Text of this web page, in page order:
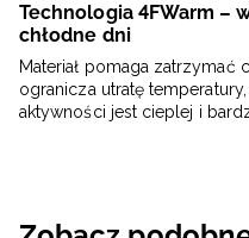
Technologia 4FWarm –
chłodne dni
Materiał pomaga zatrzymać
ogranicza utratę
aktywności jest cieplej i